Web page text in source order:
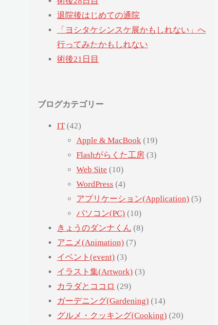
退院後はじめての通院
「ヨシタケシンスケ展かもしれない」へ
行ってみたかもしれない
術後21日目
ブログカテゴリー
IT (42)
Apple & MacBook (19)
Flashがらくた工房 (3)
Web Site (10)
WordPress (4)
アプリケーション(Application) (5)
パソコン(PC) (10)
きょうのダンナくん (8)
アニメ(Animation) (7)
イベント(event) (3)
イラスト集(Artwork) (3)
カラダとココロ (29)
ガーデニング(Gardening) (14)
グルメ・クッキング(Cooking) (20)